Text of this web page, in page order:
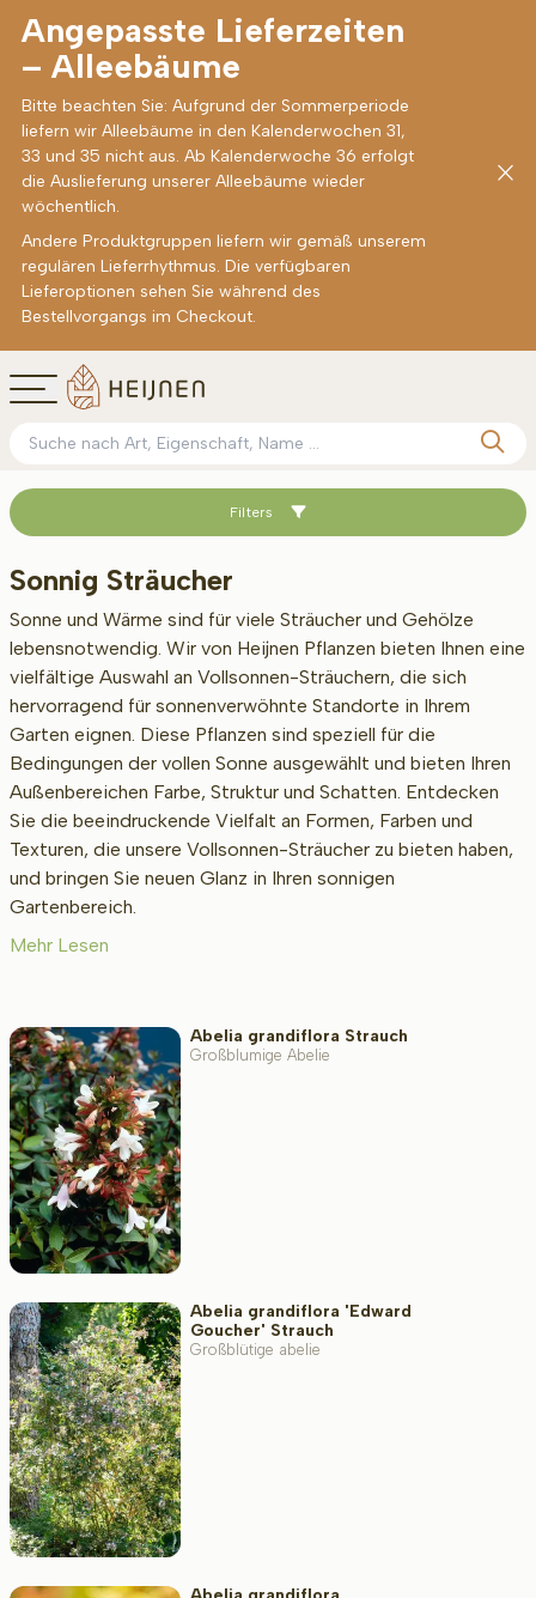
Angepasste Lieferzeiten
– Alleebäume
Bitte beachten Sie: Aufgrund der Sommerperiode
liefern wir Alleebäume in den Kalenderwochen 31,
33 und 35 nicht aus. Ab Kalenderwoche 36 erfolgt
die Auslieferung unserer Alleebäume wieder
wöchentlich.
Andere Produktgruppen liefern wir gemäß unserem
regulären Lieferrhythmus. Die verfügbaren
Lieferoptionen sehen Sie während des
Bestellvorgangs im Checkout.
Sortieren nach
Wurzel-Typ
Höhe bei Lieferung (cm)
Erwachsenengröße (cm)
Standort
Wuchsform
Anwendung
Blütenfarbe
Blütezeit
Filters
Sonnig Sträucher
Sonne und Wärme sind für viele Sträucher und Gehölze
lebensnotwendig. Wir von Heijnen Pflanzen bieten Ihnen eine
vielfältige Auswahl an Vollsonnen-Sträuchern, die sich
hervorragend für sonnenverwöhnte Standorte in Ihrem
Garten eignen. Diese Pflanzen sind speziell für die
Bedingungen der vollen Sonne ausgewählt und bieten Ihren
Außenbereichen Farbe, Struktur und Schatten. Entdecken
Sie die beeindruckende Vielfalt an Formen, Farben und
Texturen, die unsere Vollsonnen-Sträucher zu bieten haben,
und bringen Sie neuen Glanz in Ihren sonnigen
Gartenbereich.
Mehr Lesen
Abelia grandiflora Strauch
Großblumige Abelie
Abelia grandiflora 'Edward
Goucher' Strauch
Großblütige abelie